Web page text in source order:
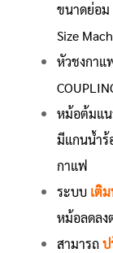
ขนาดย่อม
Size
หัวชงกาแ
หม้อต้มแ
มีแกนน้ำร้
กาแฟ
ระบบ เติ
หม้อลดลง
สามารถ